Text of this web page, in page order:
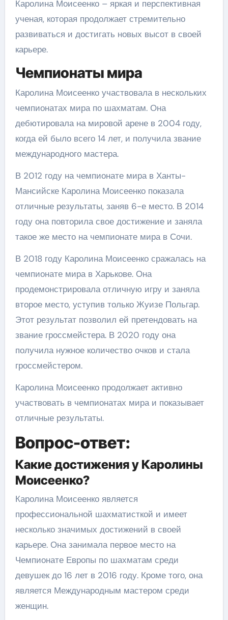
Каролина Моисеенко – яркая и перспективная
ученая, которая продолжает стремительно
развиваться и достигать новых высот в своей
карьере.
Чемпионаты мира
Каролина Моисеенко участвовала в нескольких
чемпионатах мира по шахматам. Она
дебютировала на мировой арене в 2004 году,
когда ей было всего 14 лет, и получила звание
международного мастера.
В 2012 году на чемпионате мира в Ханты-
Мансийске Каролина Моисеенко показала
отличные результаты, заняв 6-е место. В 2014
году она повторила свое достижение и заняла
такое же место на чемпионате мира в Сочи.
В 2018 году Каролина Моисеенко сражалась на
чемпионате мира в Харькове. Она
продемонстрировала отличную игру и заняла
второе место, уступив только Жуизе Польгар.
Этот результат позволил ей претендовать на
звание гроссмейстера. В 2020 году она
получила нужное количество очков и стала
гроссмейстером.
Каролина Моисеенко продолжает активно
участвовать в чемпионатах мира и показывает
отличные результаты.
Вопрос-ответ:
Какие достижения у Каролины
Моисеенко?
Каролина Моисеенко является
профессиональной шахматисткой и имеет
несколько значимых достижений в своей
карьере. Она занимала первое место на
Чемпионате Европы по шахматам среди
девушек до 16 лет в 2016 году. Кроме того, она
является Международным мастером среди
женщин.